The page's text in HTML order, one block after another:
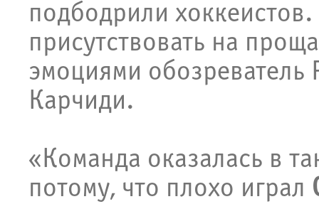
подбодрили хоккеистов.
присутствовать на
эмоциями
Карчиди.
«Команда оказалась в
потому, что плохо играл